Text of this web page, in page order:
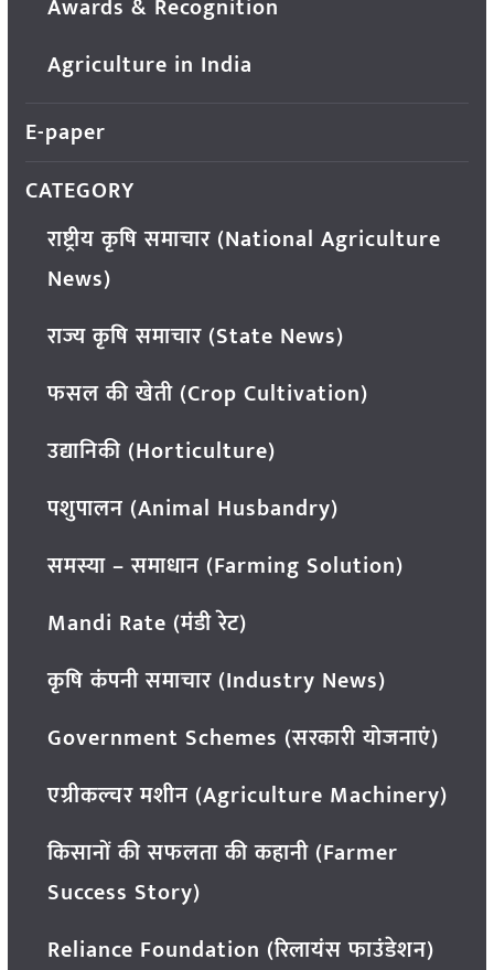
Awards & Recognition
Agriculture in India
E-paper
CATEGORY
राष्ट्रीय कृषि समाचार (National Agriculture
News)
राज्य कृषि समाचार (State News)
फसल की खेती (Crop Cultivation)
उद्यानिकी (Horticulture)
पशुपालन (Animal Husbandry)
समस्या – समाधान (Farming Solution)
Mandi Rate (मंडी रेट)
कृषि कंपनी समाचार (Industry News)
Government Schemes (सरकारी योजनाएं)
एग्रीकल्चर मशीन (Agriculture Machinery)
किसानों की सफलता की कहानी (Farmer
Success Story)
Reliance Foundation (रिलायंस फाउंडेशन)